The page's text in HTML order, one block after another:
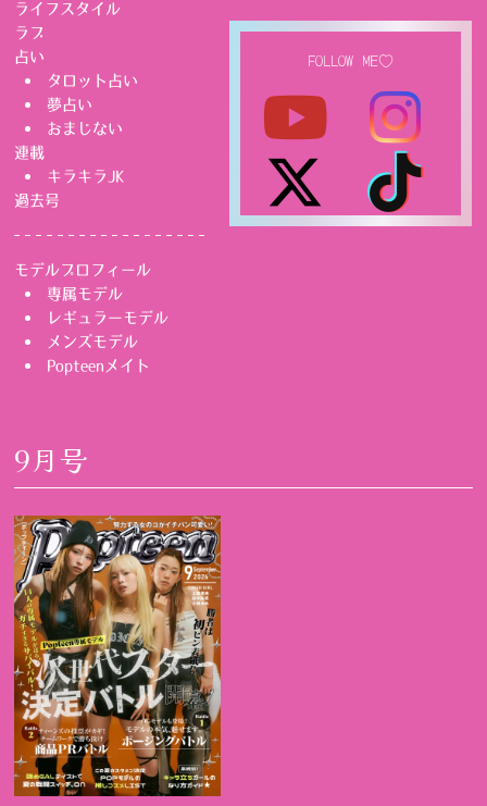
ライフスタイル
ラブ
占い
タロット占い
夢占い
おまじない
連載
キラキラJK
過去号
モデルプロフィール
専属モデル
レギュラーモデル
メンズモデル
Popteenメイト
FOLLOW ME♡
9月号